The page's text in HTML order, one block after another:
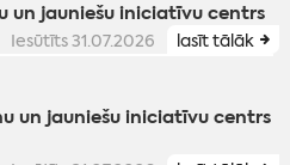
un jauniešu iniciatīvu centrs
Iesūtīts 31.07.2026 lasīt tālāk
un jauniešu iniciatīvu centrs